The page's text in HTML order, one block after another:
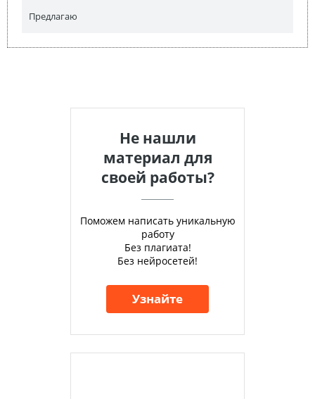
Предлагаю
Не нашли
материал для
своей работы?
Поможем написать уникальную
работу
Без плагиата!
Без нейросетей!
Узнайте